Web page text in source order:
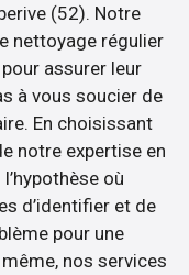
(52). Notre
nettoyage régulier
assurer leur
à vous soucier de
En choisissant
notre expertise en
où
d’identifier et de
pour une
nos services